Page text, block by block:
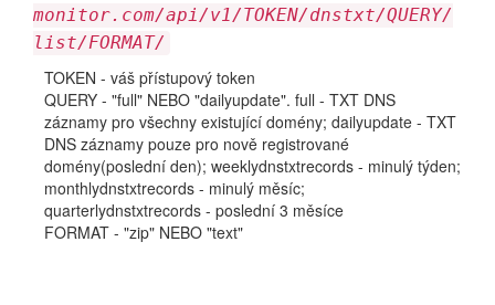
monitor.com/api/v1/TOKEN/dnstxt/QUERY/
list/FORMAT/
TOKEN - váš přístupový token
QUERY - "full" NEBO "dailyupdate". full - TXT DNS
záznamy pro všechny existující domény; dailyupdate - TXT
DNS záznamy pouze pro nově registrované
domény(poslední den); weeklydnstxtrecords - minulý týden;
monthlydnstxtrecords - minulý měsíc;
quarterlydnstxtrecords - poslední 3 měsíce
FORMAT - "zip" NEBO "text"